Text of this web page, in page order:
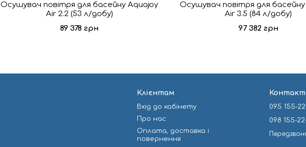
Осушувач повітря для басейну Aquajoy
Air 2.2 (53 л/добу)
89 378 грн
Осушувач повітря для
Air 3.5 (84 л/добу)
97 382 грн
Клієнтам
Вхід до кабінету
Про нас
Оплата, доставка і
повернення
095 155-
098 155-